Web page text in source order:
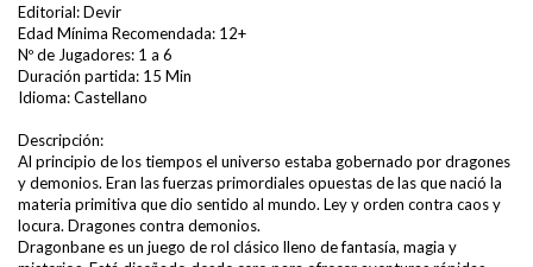
Editorial: Devir
Edad Mínima Recomendada: 12+
Nº de Jugadores: 1 a 6
Duración partida: 15 Min
Idioma: Castellano
Descripción:
Al principio de los tiempos el universo estaba gobernado por dragones
y demonios. Eran las fuerzas primordiales opuestas de las que nació la
materia primitiva que dio sentido al mundo. Ley y orden contra caos y
locura. Dragones contra demonios.
Dragonbane es un juego de rol clásico lleno de fantasía, magia y